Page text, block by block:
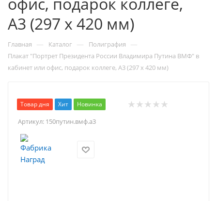
A3 (297 x 420 мм)
Главная — Каталог — Полиграфия —
Плакат "Портрет Президента России Владимира Путина ВМФ" в
кабинет или офис, подарок коллеге, A3 (297 x 420 мм)
Товар дня Хит Новинка
Артикул: 150путин.вмф.а3